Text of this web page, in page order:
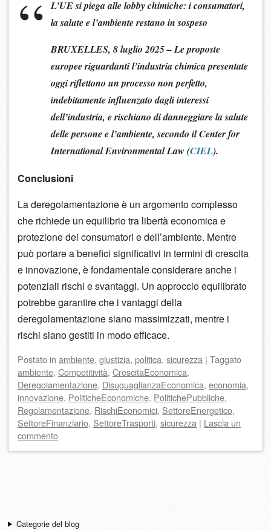
L’UE si piega alle lobby chimiche: i consumatori,
la salute e l’ambiente restano in sospeso
BRUXELLES, 8 luglio 2025 – Le proposte
europee riguardanti l’industria chimica presentate
oggi riflettono un processo non perfetto,
indebitamente influenzato dagli interessi
dell’industria, e rischiano di danneggiare la salute
delle persone e l’ambiente, secondo il Center for
International Environmental Law (CIEL).
Conclusioni
La deregolamentazione è un argomento complesso
che richiede un equilibrio tra libertà economica e
protezione dei consumatori e dell’ambiente. Mentre
può portare a benefici significativi in termini di crescita
e innovazione, è fondamentale considerare anche i
potenziali rischi e svantaggi. Un approccio equilibrato
potrebbe garantire che i vantaggi della
deregolamentazione siano massimizzati, mentre i
rischi siano gestiti in modo efficace.
Postato in ambiente, giustizia, politica, sicurezza | Taggato
ambiente, Competitività, CrescitaEconomica,
Deregolamentazione, DisuguaglianzaEconomica, economia,
innovazione, PoliticheEconomiche, PolitichePubbliche,
Regolamentazione, RischiEconomici, SettoreEnergetico,
SettoreFinanziario, SettoreTrasporti, sicurezza | Lascia un
commento
Categorie del blog